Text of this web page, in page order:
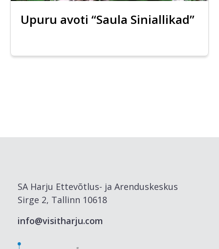
Upuru avoti “Saula Siniallikad”
SA Harju Ettevõtlus- ja Arenduskeskus
Sirge 2, Tallinn 10618
info@visitharju.com